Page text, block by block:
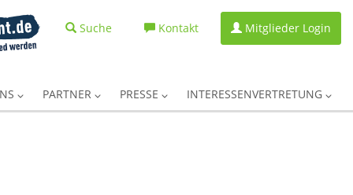
Suche Kontakt Mitglieder Login
PARTNER PRESSE INTERESSENVERTRETUNG